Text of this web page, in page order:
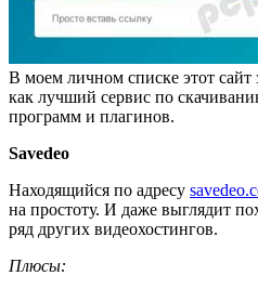
В моем личном списке этот сайт
как лучший сервис по
программ и плагинов.
Savedeo
Находящийся по адресу
на простоту. И даже выглядит
ряд других видеохостингов.
Плюсы: